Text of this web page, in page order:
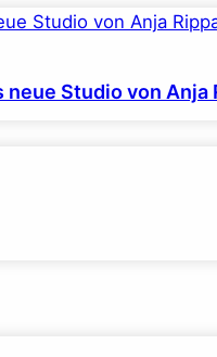
Studio von Anja